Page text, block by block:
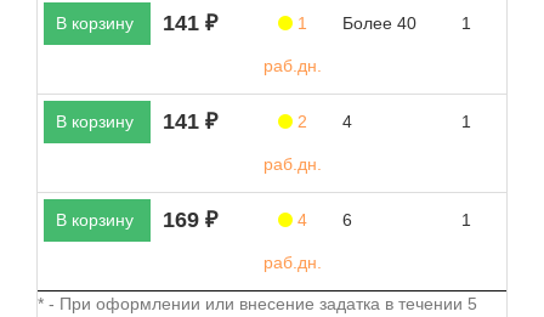
В корзину 141 ₽ 1
раб.дн.
Более 40 1
В корзину 141 ₽ 2
раб.дн.
4 1
В корзину 169 ₽ 4
раб.дн.
6 1
* - При оформлении или внесение задатка в течении 5